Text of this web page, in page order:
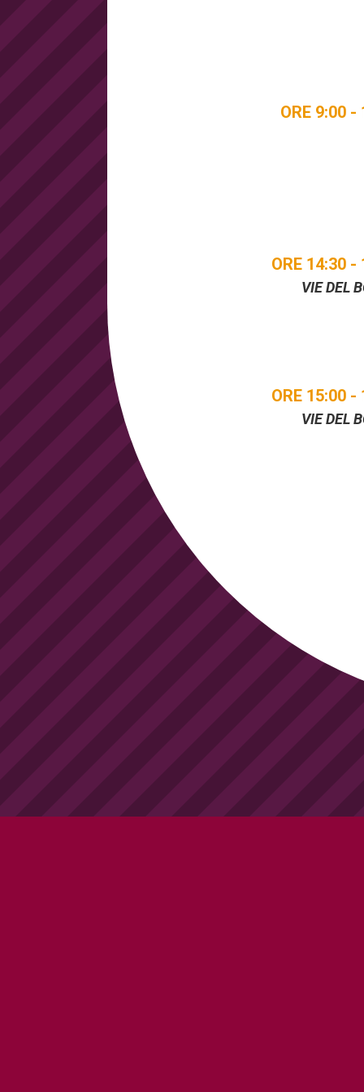
ORE 9:00 -
ORE 14:30 -
VIE DEL
ORE 15:00 -
VIE DEL